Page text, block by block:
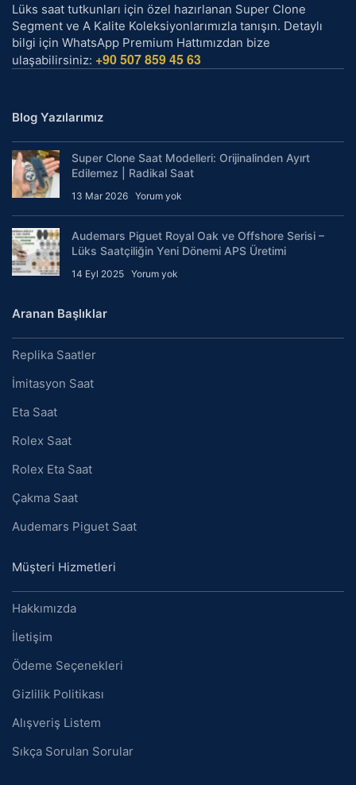
Lüks saat tutkunları için özel hazırlanan Super Clone
Segment ve A Kalite Koleksiyonlarımızla tanışın. Detaylı
bilgi için WhatsApp Premium Hattımızdan bize
ulaşabilirsiniz: +90 507 859 45 63
Blog Yazılarımız
Super Clone Saat Modelleri: Orijinalinden Ayırt
Edilemez | Radikal Saat
13 Mar 2026 Yorum yok
Audemars Piguet Royal Oak ve Offshore Serisi –
Lüks Saatçiliğin Yeni Dönemi APS Üretimi
14 Eyl 2025 Yorum yok
Aranan Başlıklar
Replika Saatler
İmitasyon Saat
Eta Saat
Rolex Saat
Rolex Eta Saat
Çakma Saat
Audemars Piguet Saat
Müşteri Hizmetleri
Hakkımızda
İletişim
Ödeme Seçenekleri
Gizlilik Politikası
Alışveriş Listem
Sıkça Sorulan Sorular